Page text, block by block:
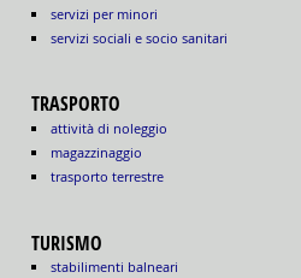
servizi per minori
servizi sociali e socio sanitari
TRASPORTO
attività di noleggio
magazzinaggio
trasporto terrestre
TURISMO
stabilimenti balneari